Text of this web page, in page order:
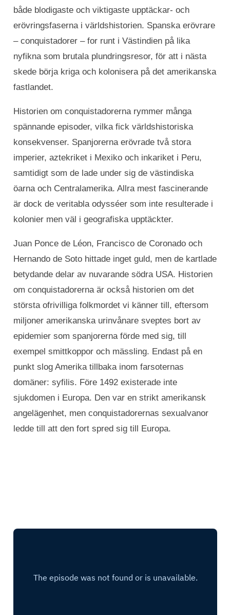
både blodigaste och viktigaste upptäckar- och
erövringsfaserna i världshistorien. Spanska erövrare
– conquistadorer – for runt i Västindien på lika
nyfikna som brutala plundringsresor, för att i nästa
skede börja kriga och kolonisera på det amerikanska
fastlandet.
Historien om conquistadorerna rymmer många
spännande episoder, vilka fick världshistoriska
konsekvenser. Spanjorerna erövrade två stora
imperier, aztekriket i Mexiko och inkariket i Peru,
samtidigt som de lade under sig de västindiska
öarna och Centralamerika. Allra mest fascinerande
är dock de veritabla odysséer som inte resulterade i
kolonier men väl i geografiska upptäckter.
Juan Ponce de Léon, Francisco de Coronado och
Hernando de Soto hittade inget guld, men de kartlade
betydande delar av nuvarande södra USA. Historien
om conquistadorerna är också historien om det
största ofrivilliga folkmordet vi känner till, eftersom
miljoner amerikanska urinvånare sveptes bort av
epidemier som spanjorerna förde med sig, till
exempel smittkoppor och mässling. Endast på en
punkt slog Amerika tillbaka inom farsoternas
domäner: syfilis. Före 1492 existerade inte
sjukdomen i Europa. Den var en strikt amerikansk
angelägenhet, men conquistadorernas sexualvanor
ledde till att den fort spred sig till Europa.